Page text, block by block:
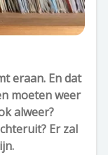
eraan. En dat
moeten weer
alweer?
Er zal